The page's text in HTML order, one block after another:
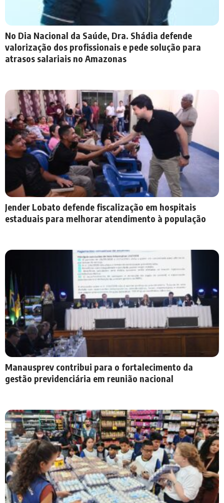
No Dia Nacional da Saúde, Dra. Shádia defende
valorização dos profissionais e pede solução para
atrasos salariais no Amazonas
Jender Lobato defende fiscalização em hospitais
estaduais para melhorar atendimento à população
Manausprev contribui para o fortalecimento da
gestão previdenciária em reunião nacional